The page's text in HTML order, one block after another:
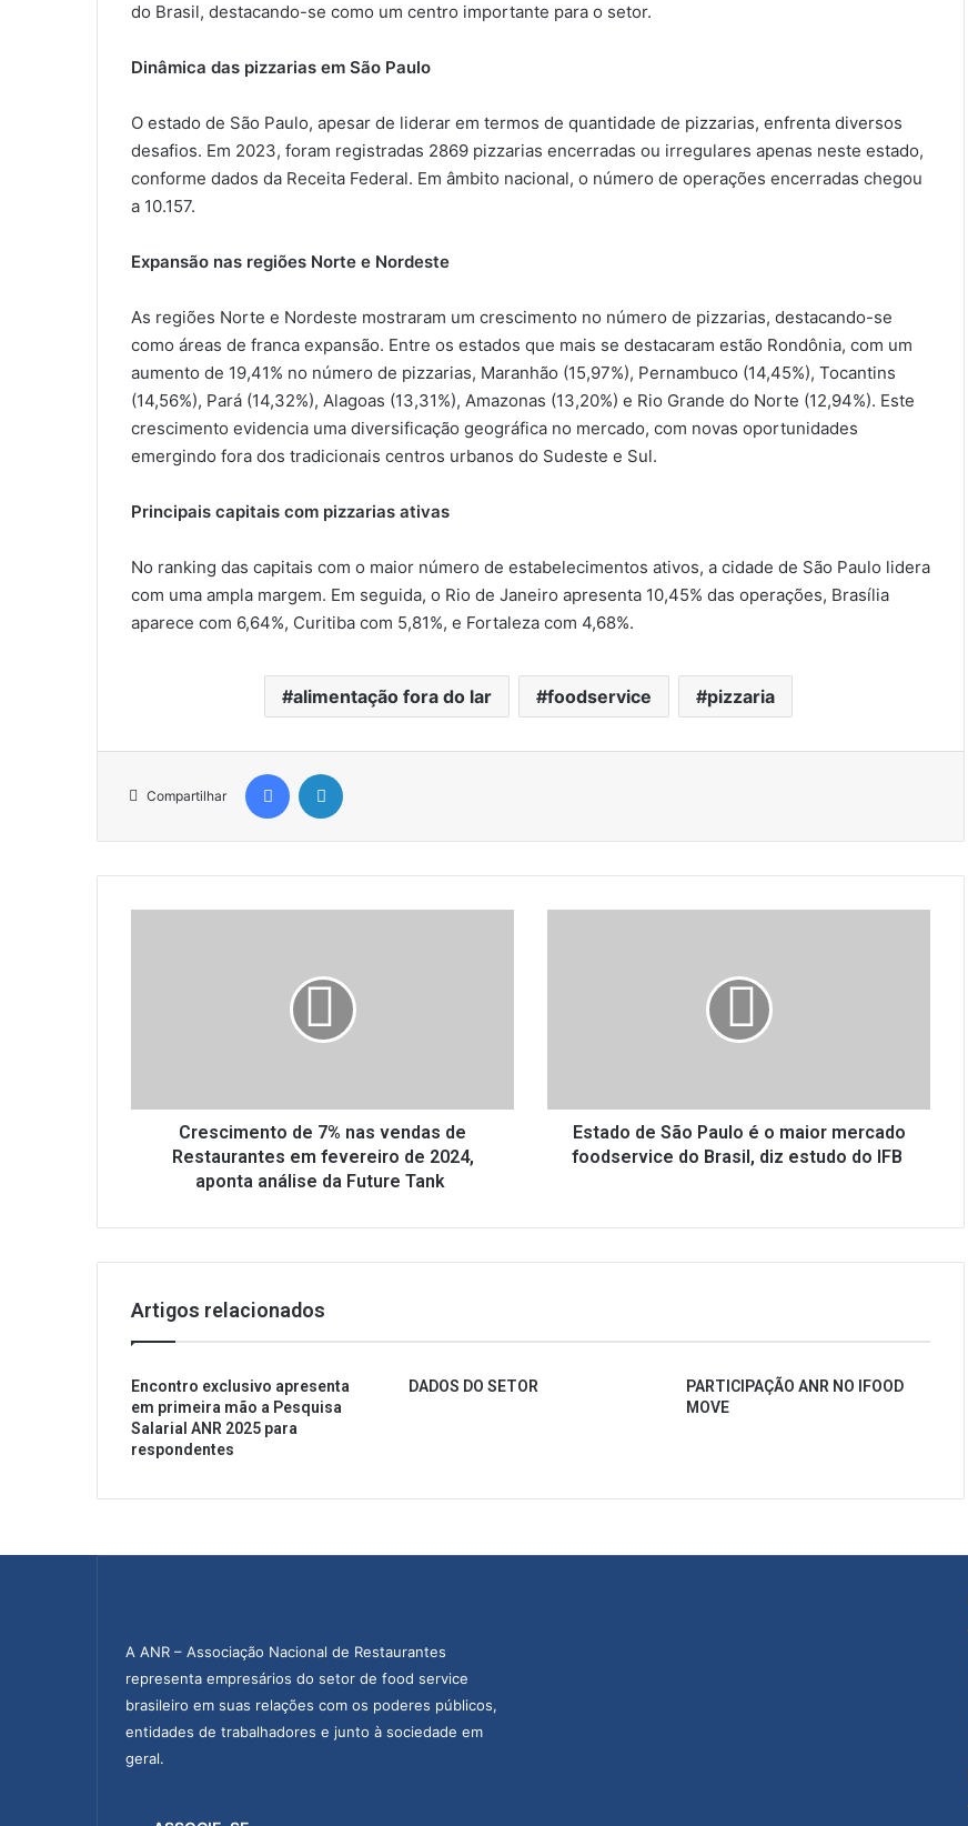
do Brasil, destacando-se como um centro importante para o setor.
Dinâmica das pizzarias em São Paulo
O estado de São Paulo, apesar de liderar em termos de quantidade de pizzarias, enfrenta diversos
desafios. Em 2023, foram registradas 2869 pizzarias encerradas ou irregulares apenas neste estado,
conforme dados da Receita Federal. Em âmbito nacional, o número de operações encerradas chegou
a 10.157.
Expansão nas regiões Norte e Nordeste
As regiões Norte e Nordeste mostraram um crescimento no número de pizzarias, destacando-se
como áreas de franca expansão. Entre os estados que mais se destacaram estão Rondônia, com um
aumento de 19,41% no número de pizzarias, Maranhão (15,97%), Pernambuco (14,45%), Tocantins
(14,56%), Pará (14,32%), Alagoas (13,31%), Amazonas (13,20%) e Rio Grande do Norte (12,94%). Este
crescimento evidencia uma diversificação geográfica no mercado, com novas oportunidades
emergindo fora dos tradicionais centros urbanos do Sudeste e Sul.
Principais capitais com pizzarias ativas
No ranking das capitais com o maior número de estabelecimentos ativos, a cidade de São Paulo lidera
com uma ampla margem. Em seguida, o Rio de Janeiro apresenta 10,45% das operações, Brasília
aparece com 6,64%, Curitiba com 5,81%, e Fortaleza com 4,68%.
alimentação fora do lar foodservice pizzaria
Compartilhar
Facebook
fevereiro
Crescimento de 7% nas vendas de
Restaurantes em fevereiro de 2024,
aponta análise da Future Tank
foodservice
Brasil,
Estado de São Paulo é o maior mercado
foodservice do Brasil, diz estudo do IFB
Artigos relacionados
Encontro exclusivo apresenta
em primeira mão a Pesquisa
Salarial ANR 2025 para
respondentes
DADOS DO SETOR
PARTICIPAÇÃO ANR NO IFOOD
MOVE
A ANR – Associação Nacional de Restaurantes
representa empresários do setor de food service
brasileiro em suas relações com os poderes públicos,
entidades de trabalhadores e junto à sociedade em
geral.